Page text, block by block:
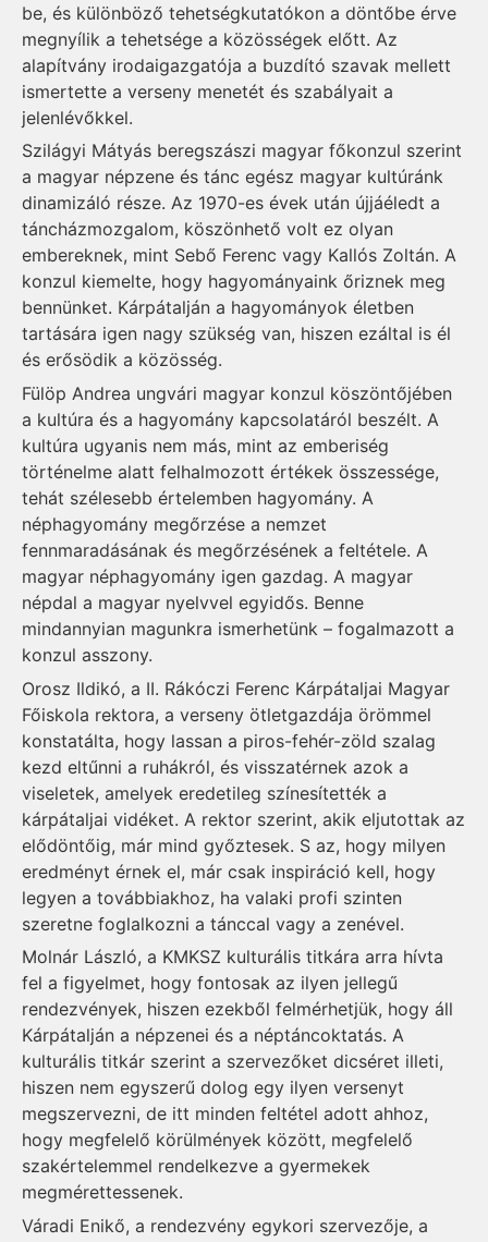
be, és különböző tehetségkutatókon a döntőbe érve
megnyílik a tehetsége a közösségek előtt. Az
alapítvány irodaigazgatója a buzdító szavak mellett
ismertette a verseny menetét és szabályait a
jelenlévőkkel.
Szilágyi Mátyás beregszászi magyar főkonzul szerint
a magyar népzene és tánc egész magyar kultúránk
dinamizáló része. Az 1970-es évek után újjáéledt a
táncházmozgalom, köszönhető volt ez olyan
embereknek, mint Sebő Ferenc vagy Kallós Zoltán. A
konzul kiemelte, hogy hagyományaink őriznek meg
bennünket. Kárpátalján a hagyományok életben
tartására igen nagy szükség van, hiszen ezáltal is él
és erősödik a közösség.
Fülöp Andrea ungvári magyar konzul köszöntőjében
a kultúra és a hagyomány kapcsolatáról beszélt. A
kultúra ugyanis nem más, mint az emberiség
történelme alatt felhalmozott értékek összessége,
tehát szélesebb értelemben hagyomány. A
néphagyomány megőrzése a nemzet
fennmaradásának és megőrzésének a feltétele. A
magyar néphagyomány igen gazdag. A magyar
népdal a magyar nyelvvel egyidős. Benne
mindannyian magunkra ismerhetünk – fogalmazott a
konzul asszony.
Orosz Ildikó, a II. Rákóczi Ferenc Kárpátaljai Magyar
Főiskola rektora, a verseny ötletgazdája örömmel
konstatálta, hogy lassan a piros-fehér-zöld szalag
kezd eltűnni a ruhákról, és visszatérnek azok a
viseletek, amelyek eredetileg színesítették a
kárpátaljai vidéket. A rektor szerint, akik eljutottak az
elődöntőig, már mind győztesek. S az, hogy milyen
eredményt érnek el, már csak inspiráció kell, hogy
legyen a továbbiakhoz, ha valaki profi szinten
szeretne foglalkozni a tánccal vagy a zenével.
Molnár László, a KMKSZ kulturális titkára arra hívta
fel a figyelmet, hogy fontosak az ilyen jellegű
rendezvények, hiszen ezekből felmérhetjük, hogy áll
Kárpátalján a népzenei és a néptáncoktatás. A
kulturális titkár szerint a szervezőket dicséret illeti,
hiszen nem egyszerű dolog egy ilyen versenyt
megszervezni, de itt minden feltétel adott ahhoz,
hogy megfelelő körülmények között, megfelelő
szakértelemmel rendelkezve a gyermekek
megmérettessenek.
Váradi Enikő, a rendezvény egykori szervezője, a